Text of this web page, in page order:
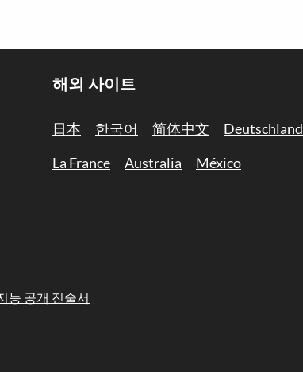
해외 사이트
日本 한국어 简体中文 Deutschland
La France
Australia México
능 공개 진술서